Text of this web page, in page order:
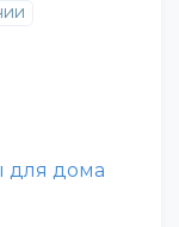
для дома